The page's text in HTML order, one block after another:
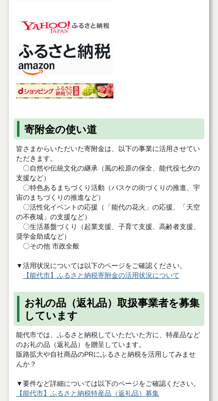
寄附金の使い道
​​​​皆さまからいただいた寄附金は、以下の事業に活用させてい
ただきます。
〇自然や伝統文化の継承（風の松原の保全、能代役七夕の
支援など）
〇特色あるまちづくり活動（バスケの街づくりの推進、宇
宙のまちづくりの推進など）
〇活性化イベントの応援（「能代の花火」の応援、「天空
の不夜城」の支援など）
〇生活基盤づくり（起業支援、子育て支援、高齢者支援、
奨学金助成など）
〇その他 市政全般
▼活用状況については以下のページをご確認ください。
【能代市】ふるさと納税寄附金の活用状況について
お礼の品（返礼品）取扱事業者を募集
しています
能代市では、ふるさと納税していただいた方に、特産品など
のお礼の品（返礼品）を贈呈しています。
販路拡大や自社商品のPRにふるさと納税を活用してみませ
んか？
▼要件など詳細については以下のページをご確認ください。
【能代市】ふるさと納税特産品（返礼品）募集